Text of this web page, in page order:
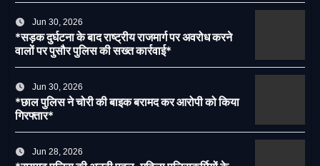
Jun 30, 2026
*सड़क दुर्घटना के बाद राष्ट्रीय राजमार्ग पर अवरोध करने
वालों पर पुसौर पुलिस की सख्त कार्रवाई*
Jun 30, 2026
*छाल पुलिस ने चोरी की बाइक बरामद कर आरोपी को किया
गिरफ्तार*
Jun 28, 2026